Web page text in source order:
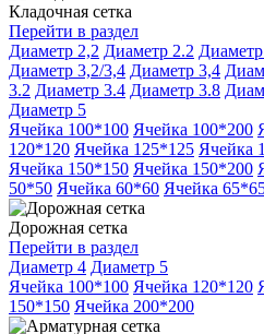
Кладочная сетка
Перейти в раздел
Диаметр 2,2 Диаметр 2.2
Диаметр 3,2/3,4 Диаметр 3,4
3.2 Диаметр 3.4 Диаметр 3.8
Диаметр 5
Ячейка 100*100 Ячейка 100*200
120*120 Ячейка 125*125 Ячейка
Ячейка 150*150 Ячейка 150*200
50*50 Ячейка 60*60 Ячейка
Дорожная сетка
Перейти в раздел
Диаметр 4 Диаметр 5
Ячейка 100*100 Ячейка 120*120
150*150 Ячейка 200*200